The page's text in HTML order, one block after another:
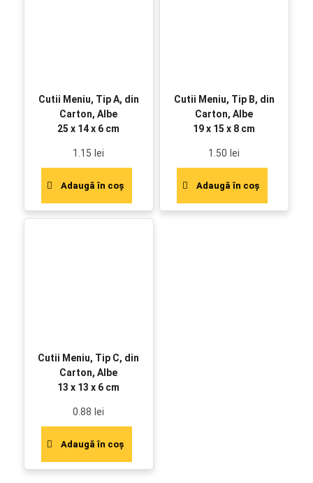
Cutii Meniu, Tip A, din
Carton, Albe
25 x 14 x 6 cm
1.15 lei
Adaugă în coș
Cutii Meniu, Tip B, din
Carton, Albe
19 x 15 x 8 cm
1.50 lei
Adaugă în coș
Cutii Meniu, Tip C, din
Carton, Albe
13 x 13 x 6 cm
0.88 lei
Adaugă în coș